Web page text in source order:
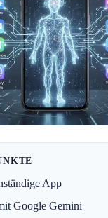
App
Google Gemini